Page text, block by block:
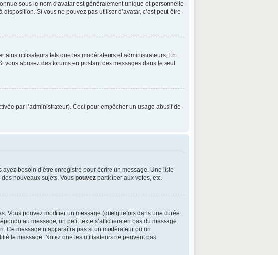
sous le nom d’avatar est généralement unique et personnelle
Si vous ne pouvez pas utiliser d’avatar, c’est peut-être
utilisateurs tels que les modérateurs et administrateurs. En
vous abusez des forums en postant des messages dans le seul
par l’administrateur). Ceci pour empêcher un usage abusif de
besoin d’être enregistré pour écrire un message. Une liste
des nouveaux sujets, Vous pouvez participer aux votes, etc.
Vous pouvez modifier un message (quelquefois dans une durée
au message, un petit texte s’affichera en bas du message
Ce message n’apparaîtra pas si un modérateur ou un
le message. Notez que les utilisateurs ne peuvent pas